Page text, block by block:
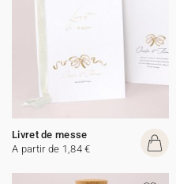
Livret de messe
A partir de 1,84 €